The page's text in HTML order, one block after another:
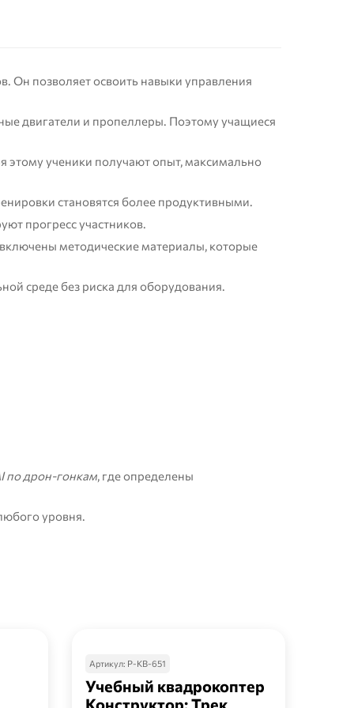
Он позволяет освоить навыки управления
двигатели и пропеллеры. Поэтому учащиеся
этому ученики получают опыт, максимально
становятся более продуктивными.
прогресс участников.
методические материалы, которые
среде без риска для оборудования.
по дрон-гонкам, где определены
уровня.
Артикул: Р-КВ-651
Учебный квадрокоптер
Конструктор: Трек